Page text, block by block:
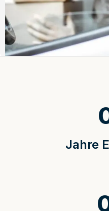
Jahre